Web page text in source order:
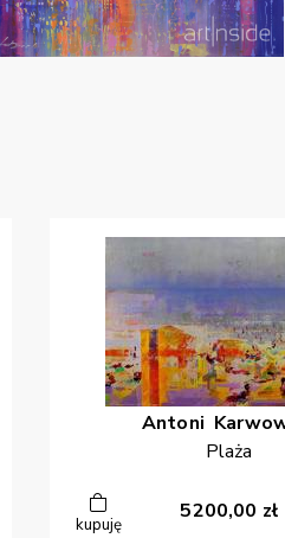
Antoni
Plaża
kupuję
5200,00 zł